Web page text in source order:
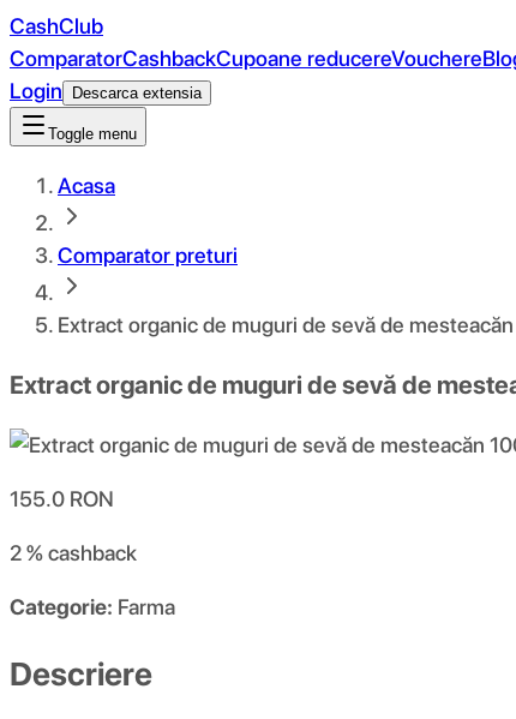
CashClub
ComparatorCashbackCupoane reducereVouchere
Login
Descarca extensia
Toggle menu
Acasa
Comparator preturi
Extract organic de muguri de sevă de
Extract organic de muguri de sevă de
155.0 RON
2 %cashback
Categorie: Farma
Descriere